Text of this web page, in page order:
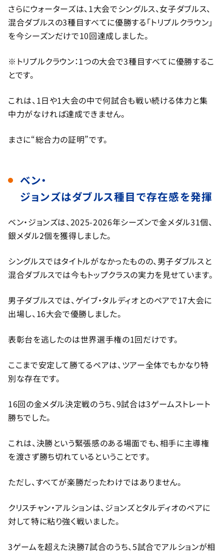
さらにウォーターズは、1大会でシングルス、女子ダブルス、
混合ダブルスの3種目すべてに優勝する「トリプルクラウン」
を今シーズンだけで10回達成しました。
※トリプルクラウン：1つの大会で3種目すべてに優勝するこ
とです。
これは、1日や1大会の中で何試合も戦い続ける体力と集
中力がなければ達成できません。
まさに“総合力の証明”です。
ベン・
ジョンズはダブルス種目で存在感を発揮
ベン・ジョンズは、2025-2026年シーズンで金メダル31個、
銀メダル2個を獲得しました。
シングルスではタイトルがなかったものの、男子ダブルスと
混合ダブルスでは今もトップクラスの実力を見せています。
男子ダブルスでは、ゲイブ・タルディオとのペアで17大会に
出場し、16大会で優勝しました。
表彰台を逃したのは世界選手権の1回だけです。
ここまで安定して勝てるペアは、ツアー全体でもかなり特
別な存在です。
16回の金メダル決定戦のうち、9試合は3ゲームストレート
勝ちでした。
これは、決勝という緊張感のある場面でも、相手に主導権
を渡さず勝ち切れているということです。
ただし、すべてが楽勝だったわけではありません。
クリスチャン・アルションは、ジョンズとタルディオのペアに
対して特に粘り強く戦いました。
3ゲームを超えた決勝7試合のうち、5試合でアルションが相